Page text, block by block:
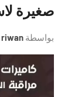
صغيرة
بواسطة riwan